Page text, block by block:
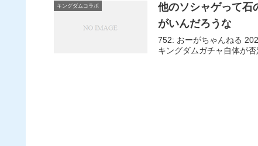
キングダムコラボ
他のソシャゲって石
がいんだろうな
752: おーがちゃんねる 2022/07/02(土) 15:09:53.54 今回、何がスゴいってガチャ回して不運を嘆いたり、結果、ガチャをけなしたりしてるんじゃなくて、